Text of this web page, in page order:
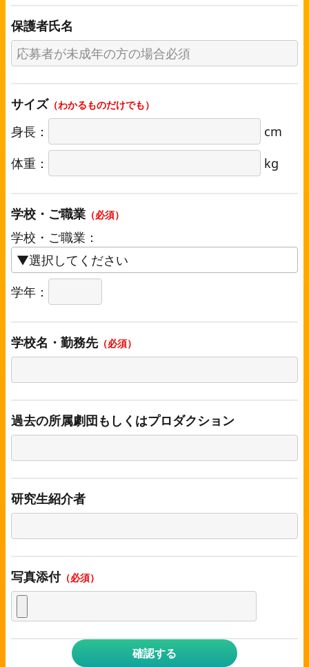
保護者氏名
サイズ（わかるものだけでも）
身長：
cm
体重：
kg
学校・ご職業 （必須）
学校・ご職業：
学年：
学校名・勤務先（必須）
過去の所属劇団もしくはプロダクション
研究生紹介者
写真添付（必須）
確認する